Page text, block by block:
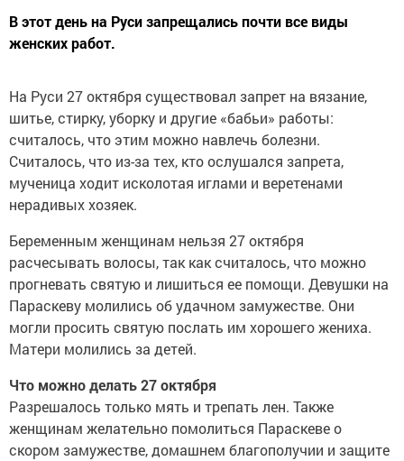
В этот день на Руси запрещались почти все виды
женских работ.
На Руси 27 октября существовал запрет на вязание,
шитье, стирку, уборку и другие «бабьи» работы:
считалось, что этим можно навлечь болезни.
Считалось, что из-за тех, кто ослушался запрета,
мученица ходит исколотая иглами и веретенами
нерадивых хозяек.
Беременным женщинам нельзя 27 октября
расчесывать волосы, так как считалось, что можно
прогневать святую и лишиться ее помощи. Девушки на
Параскеву молились об удачном замужестве. Они
могли просить святую послать им хорошего жениха.
Матери молились за детей.
Что можно делать 27 октября
Разрешалось только мять и трепать лен. Также
женщинам желательно помолиться Параскеве о
скором замужестве, домашнем благополучии и защите